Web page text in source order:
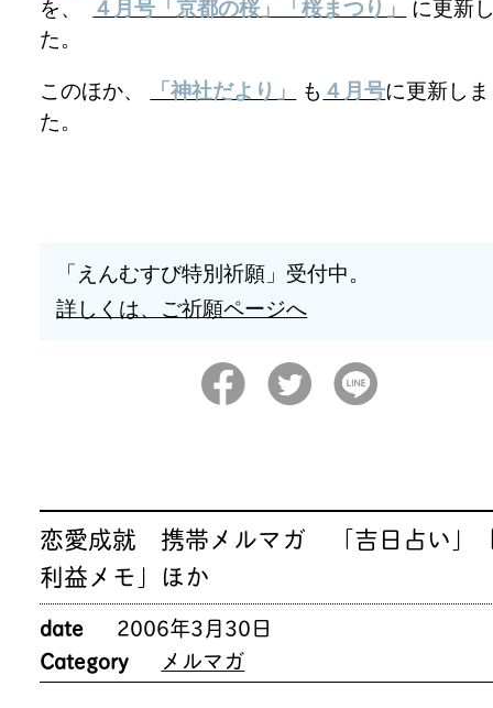
を、
４月号「京都の桜」「桜まつり」
に更新
た。
このほか、 「神社だより」 も ４月号に更新し
た。
「えんむすび特別祈願」受付中。
詳しくは、ご祈願ページへ
恋愛成就 携帯メルマガ 「吉日占い」
利益メモ」ほか
date
2006年3月30日
Category
メルマガ